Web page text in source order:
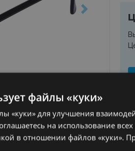
файлы «куки»
«куки» для улучшения
на использование
в ​​отношении файлов «куки».